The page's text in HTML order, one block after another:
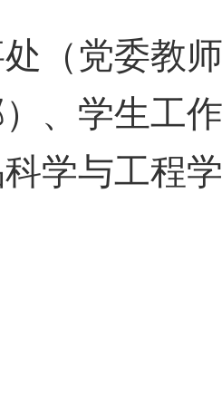
（党委教
、学生工
学与工程